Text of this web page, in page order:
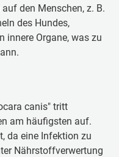
den Menschen, z. B.
des Hundes,
innere Organe, was zu
canis" tritt
am häufigsten auf.
da eine Infektion zu
Nährstoffverwertung